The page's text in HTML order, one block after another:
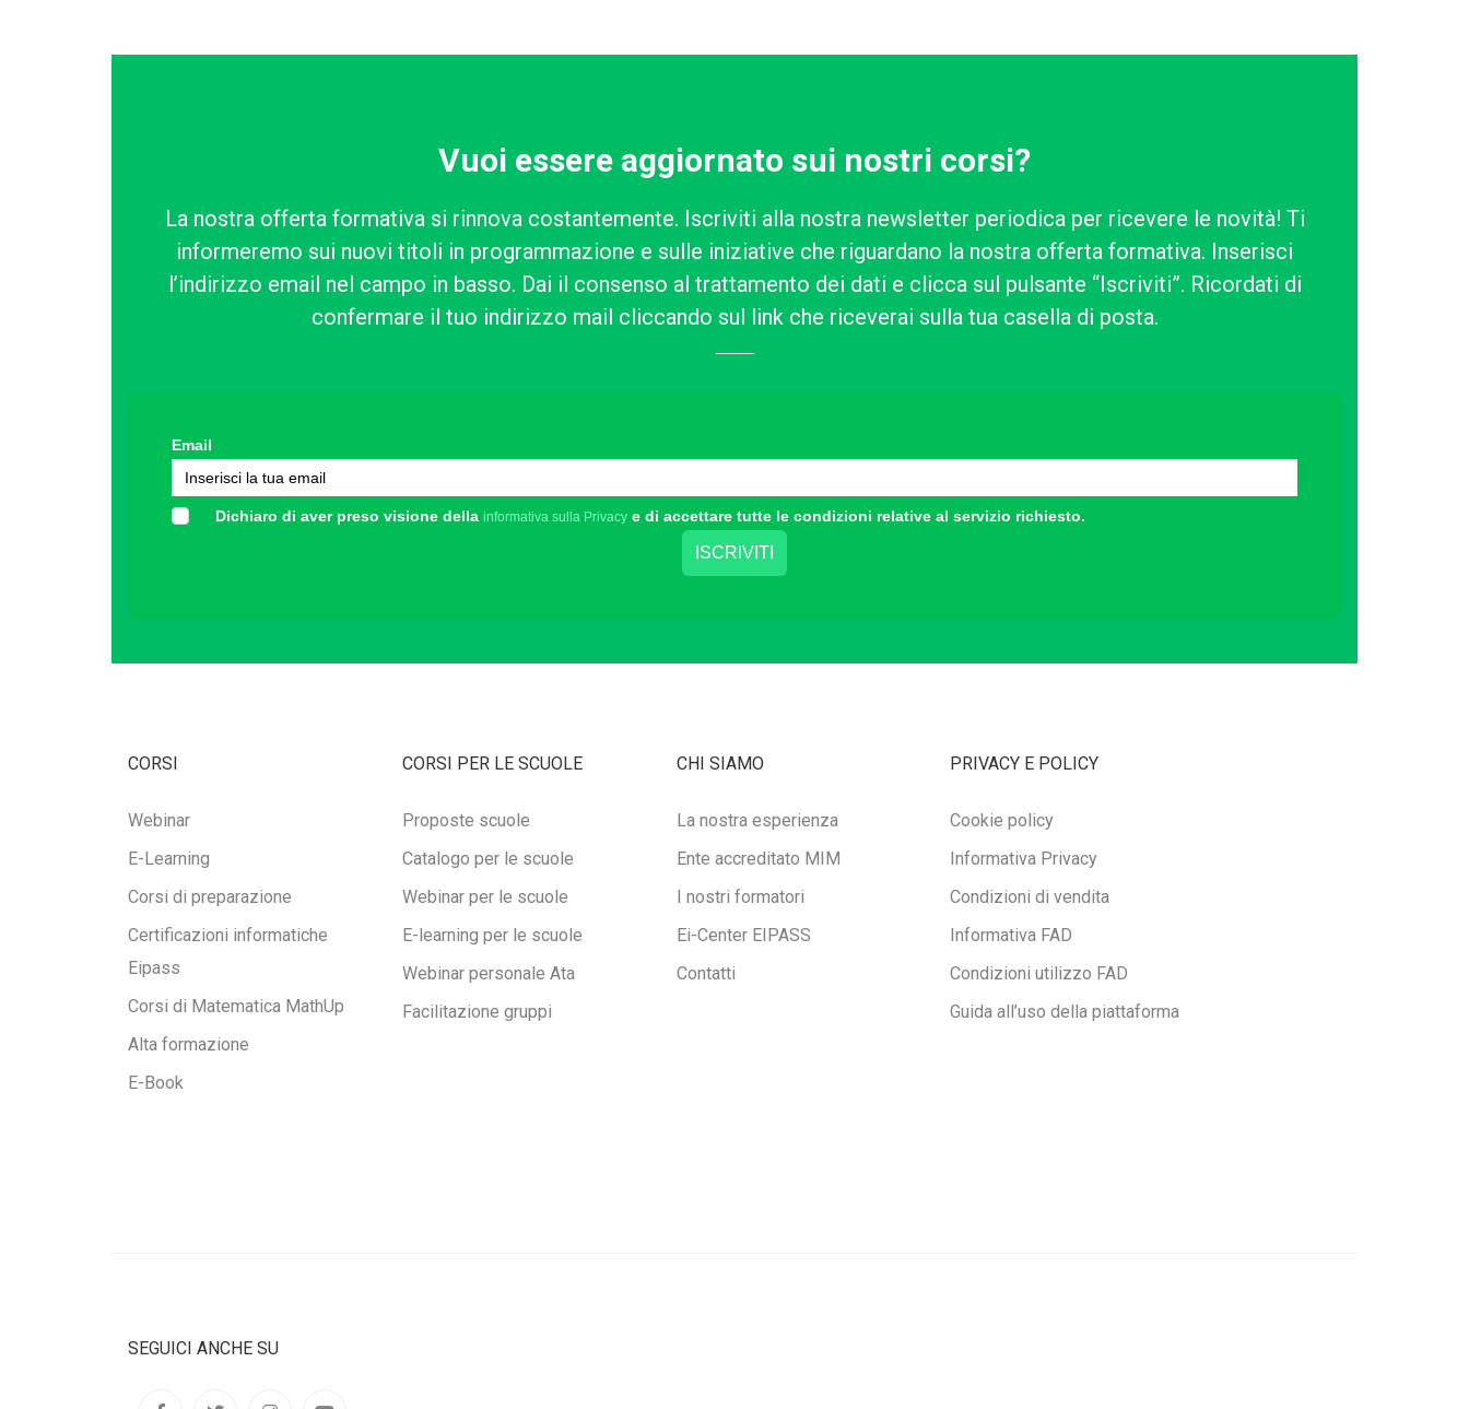
Vuoi essere aggiornato sui nostri corsi?
La nostra offerta formativa si rinnova costantemente. Iscriviti alla nostra newsletter periodica per ricevere le novità! Ti
informeremo sui nuovi titoli in programmazione e sulle iniziative che riguardano la nostra offerta formativa. Inserisci
l’indirizzo email nel campo in basso. Dai il consenso al trattamento dei dati e clicca sul pulsante “Iscriviti”. Ricordati di
confermare il tuo indirizzo mail cliccando sul link che riceverai sulla tua casella di posta.
Email
Dichiaro di aver preso visione della informativa sulla Privacy e di accettare tutte le condizioni relative al servizio richiesto.
CORSI
Webinar
E-Learning
Corsi di preparazione
Certificazioni informatiche
Eipass
Corsi di Matematica MathUp
Alta formazione
E-Book
CORSI PER LE SCUOLE
Proposte scuole
Catalogo per le scuole
Webinar per le scuole
E-learning per le scuole
Webinar personale Ata
Facilitazione gruppi
CHI SIAMO
La nostra esperienza
Ente accreditato MIM
I nostri formatori
Ei-Center EIPASS
Contatti
PRIVACY E POLICY
Cookie policy
Informativa Privacy
Condizioni di vendita
Informativa FAD
Condizioni utilizzo FAD
Guida all’uso della piattaforma
SEGUICI ANCHE SU